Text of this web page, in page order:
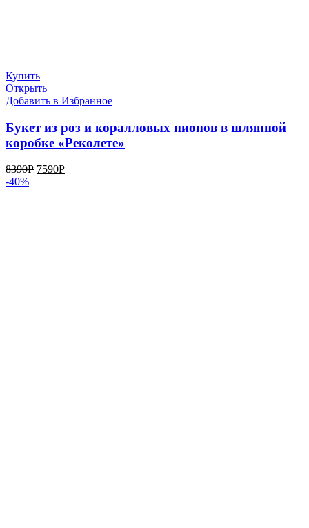
Купить
Открыть
Добавить в Избранное
Букет из роз и коралловых пионов в шляпной
коробке «Реколете»
8390Р 7590Р
-40%